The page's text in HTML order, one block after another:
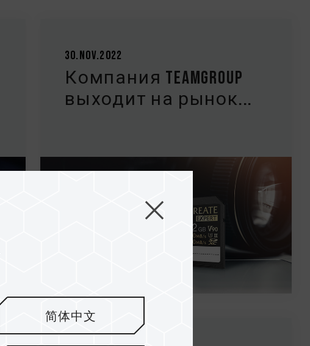
30.Nov.2022
Компания TEAMGROUP
выходит на рынок...
简体中文